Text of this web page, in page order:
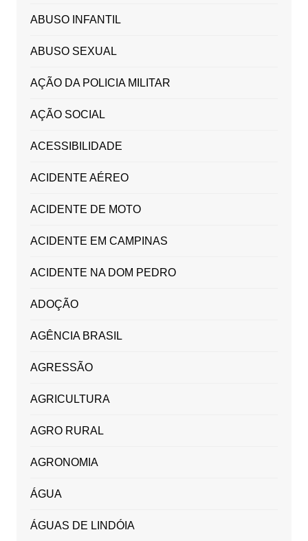
ABUSO INFANTIL
ABUSO SEXUAL
AÇÃO DA POLICIA MILITAR
AÇÃO SOCIAL
ACESSIBILIDADE
ACIDENTE AÉREO
ACIDENTE DE MOTO
ACIDENTE EM CAMPINAS
ACIDENTE NA DOM PEDRO
ADOÇÃO
AGÊNCIA BRASIL
AGRESSÃO
AGRICULTURA
AGRO RURAL
AGRONOMIA
ÁGUA
ÁGUAS DE LINDÓIA